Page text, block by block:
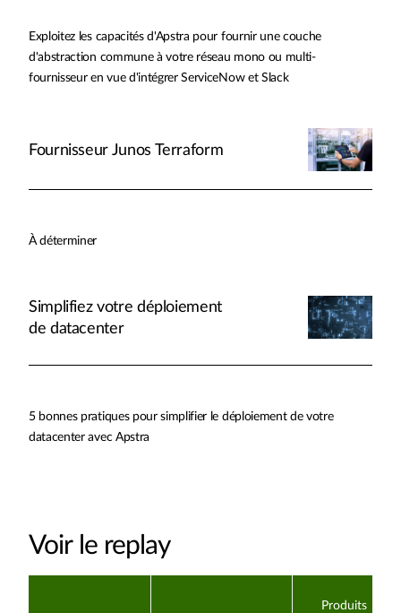
Exploitez les capacités d'Apstra pour fournir une couche
d'abstraction commune à votre réseau mono ou multi-
fournisseur en vue d'intégrer ServiceNow et Slack
Fournisseur Junos Terraform
À déterminer
Simplifiez votre déploiement
de datacenter
5 bonnes pratiques pour simplifier le déploiement de votre
datacenter avec Apstra
Voir le replay
Produits